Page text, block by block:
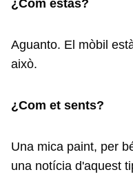
¿Com estàs?
Aguanto. El mòbil
això.
¿Com et sents?
Una mica paint, per
una notícia d'aquest